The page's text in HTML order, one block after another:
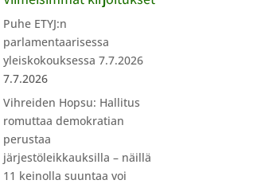
Puhe ETYJ:n
parlamentaarisessa
yleiskokouksessa 7.7.2026
7.7.2026
Vihreiden Hopsu: Hallitus
romuttaa demokratian
perustaa
järjestöleikkauksilla – näillä
11 keinolla suuntaa voi